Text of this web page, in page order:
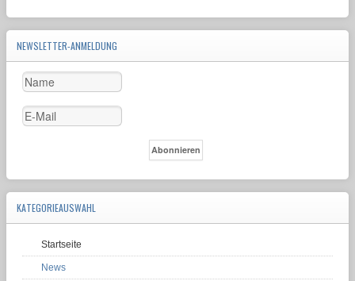
NEWSLETTER-ANMELDUNG
KATEGORIEAUSWAHL
Startseite
News